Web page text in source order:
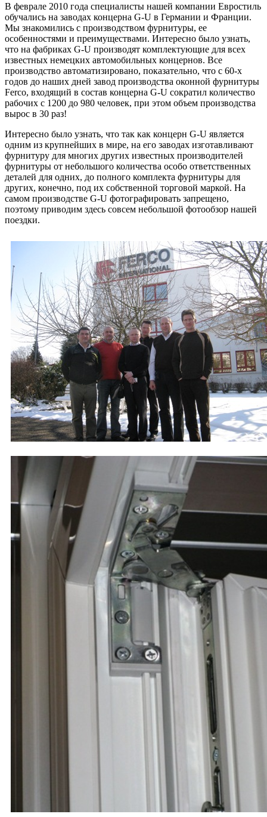
В феврале 2010 года специалисты нашей компании Евростиль
обучались на заводах концерна G-U в Германии и Франции.
Мы знакомились с производством фурнитуры, ее
особенностями и преимуществами. Интересно было узнать,
что на фабриках G-U производят комплектующие для всех
известных немецких автомобильных концернов. Все
производство автоматизировано, показательно, что с 60-х
годов до наших дней завод производства оконной фурнитуры
Ferco, входящий в состав концерна G-U сократил количество
рабочих с 1200 до 980 человек, при этом объем производства
вырос в 30 раз!
Интересно было узнать, что так как концерн G-U является
одним из крупнейших в мире, на его заводах изготавливают
фурнитуру для многих других известных производителей
фурнитуры от небольшого количества особо ответственных
деталей для одних, до полного комплекта фурнитуры для
других, конечно, под их собственной торговой маркой. На
самом производстве G-U фотографировать запрещено,
поэтому приводим здесь совсем небольшой фотообзор нашей
поездки.